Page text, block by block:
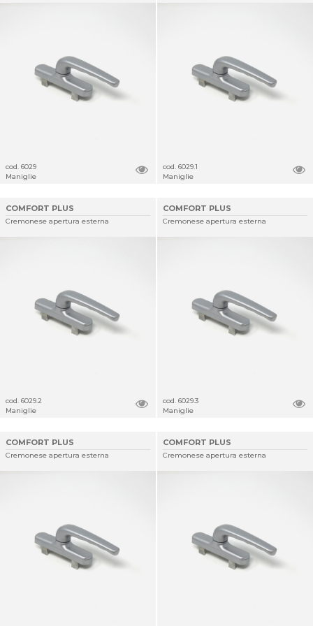
cod. 6029
Maniglie
cod. 6029.1
Maniglie
COMFORT PLUS
Cremonese apertura esterna
cod. 6029.2
Maniglie
COMFORT PLUS
Cremonese apertura esterna
cod. 6029.3
Maniglie
COMFORT PLUS
Cremonese apertura esterna
COMFORT PLUS
Cremonese apertura esterna